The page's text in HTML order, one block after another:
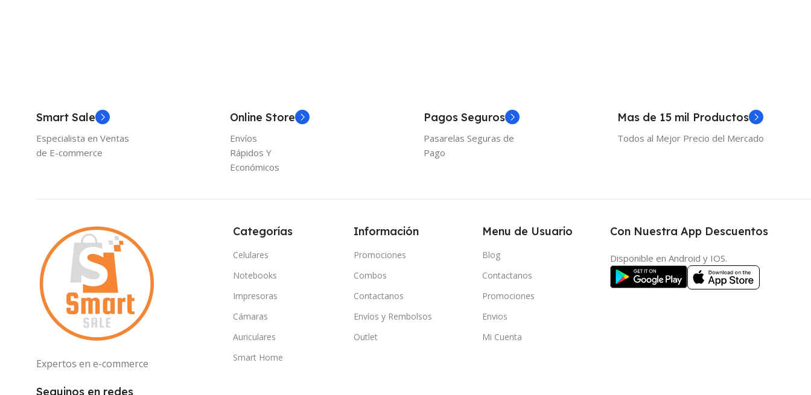
Smart Sale
Especialista en Ventas
de E-commerce
Online Store
Envíos
Rápidos Y
Económicos
Pagos Seguros
Pasarelas Seguras de
Pago
Mas de 15 mil Productos
Todos al Mejor Precio del Mercado
Expertos en e-commerce
Seguinos en redes
Categorías
Celulares
Notebooks
Impresoras
Cámaras
Auriculares
Smart Home
Información
Promociones
Combos
Contactanos
Envíos y Rembolsos
Outlet
Menu de Usuario
Blog
Contactanos
Promociones
Envios
Mi Cuenta
Con Nuestra App Descuentos
Disponible en Android y IOS.